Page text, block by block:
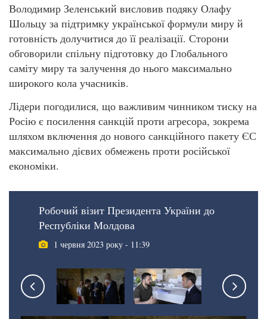
Володимир Зеленський висловив подяку Олафу
Шольцу за підтримку української формули миру й
готовність долучитися до її реалізації. Сторони
обговорили спільну підготовку до Глобального
саміту миру та залучення до нього максимально
широкого кола учасників.
Лідери погодилися, що важливим чинником тиску на
Росію є посилення санкцій проти агресора, зокрема
шляхом включення до нового санкційного пакету ЄС
максимально дієвих обмежень проти російської
економіки.
Робочий візит Президента України до
Республіки Молдова
1 червня 2023 року - 11:39